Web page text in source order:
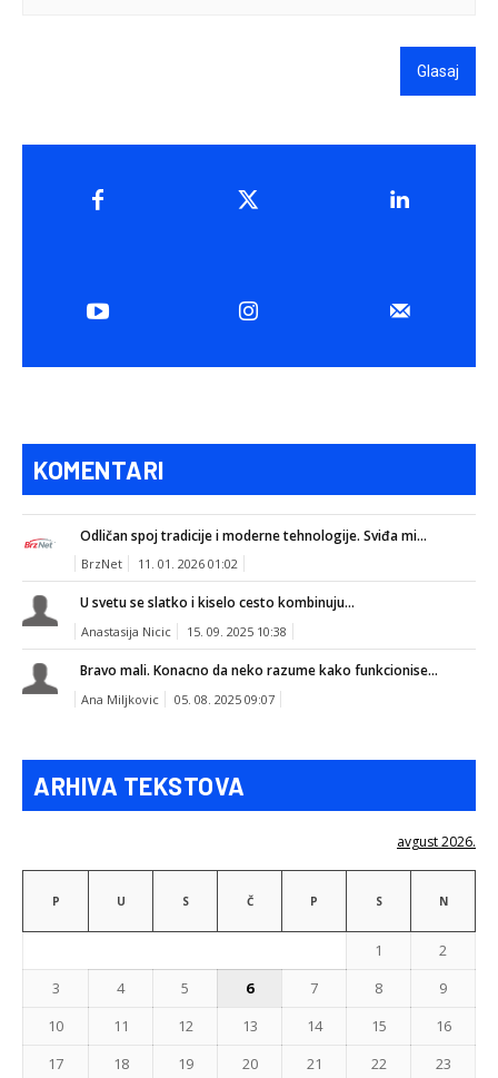
Glasaj
KOMENTARI
Odličan spoj tradicije i moderne tehnologije. Sviđa mi...
BrzNet 11. 01. 2026 01:02
U svetu se slatko i kiselo cesto kombinuju...
Anastasija Nicic 15. 09. 2025 10:38
Bravo mali. Konacno da neko razume kako funkcionise...
Ana Miljkovic 05. 08. 2025 09:07
ARHIVA TEKSTOVA
avgust 2026.
P U S Č P S N
1
2
3
4 5 6 7 8
9
10
11 12 13 14 15
16
17
18 19 20 21 22
23